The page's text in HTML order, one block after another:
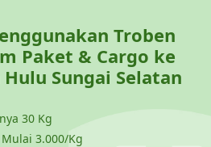
Troben
Paket & Cargo ke
Sungai Selatan
30 Kg
3.000/Kg